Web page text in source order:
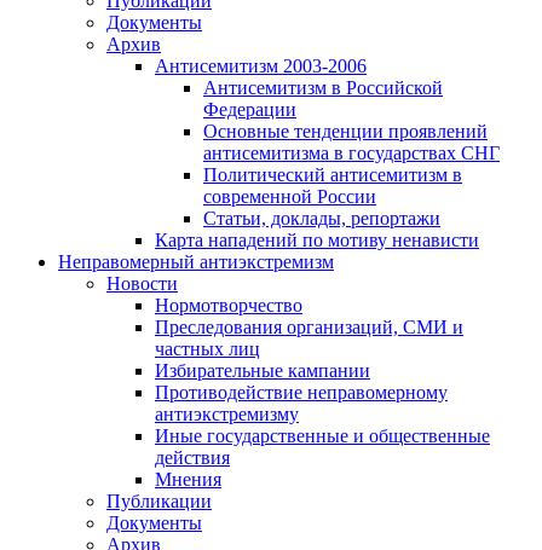
Документы
Архив
Антисемитизм 2003-2006
Антисемитизм в Российской
Федерации
Основные тенденции проявлений
антисемитизма в государствах СНГ
Политический антисемитизм в
современной России
Статьи, доклады, репортажи
Карта нападений по мотиву ненависти
Неправомерный антиэкстремизм
Новости
Нормотворчество
Преследования организаций, СМИ и
частных лиц
Избирательные кампании
Противодействие неправомерному
антиэкстремизму
Иные государственные и общественные
действия
Мнения
Публикации
Документы
Архив